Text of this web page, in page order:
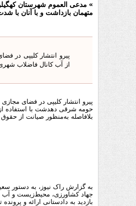
» مدعی العموم شهرستان
متهمان بازداشت و با آنان با
پیرو انتشار کلیپی در
از آب کانال فاضلاب
پیرو انتشار کلیپی در فضای
حومه شرقی دهدشت با استفاده
بلافاصله به‌منظور صیانت از
به گزارش راک نیوز، به دستور
جهاد کشاورزی، محیط‌زیست و آب
بازدید به دادستانی ارائه و